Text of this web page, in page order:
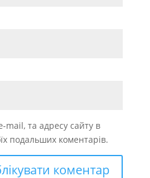
mail, та адресу сайту в
подальших коментарів.